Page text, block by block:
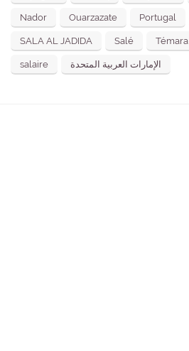
Nador Ouarzazate Portugal
SALA AL JADIDA Salé Témara
salaire الإمارات العربية المتحدة